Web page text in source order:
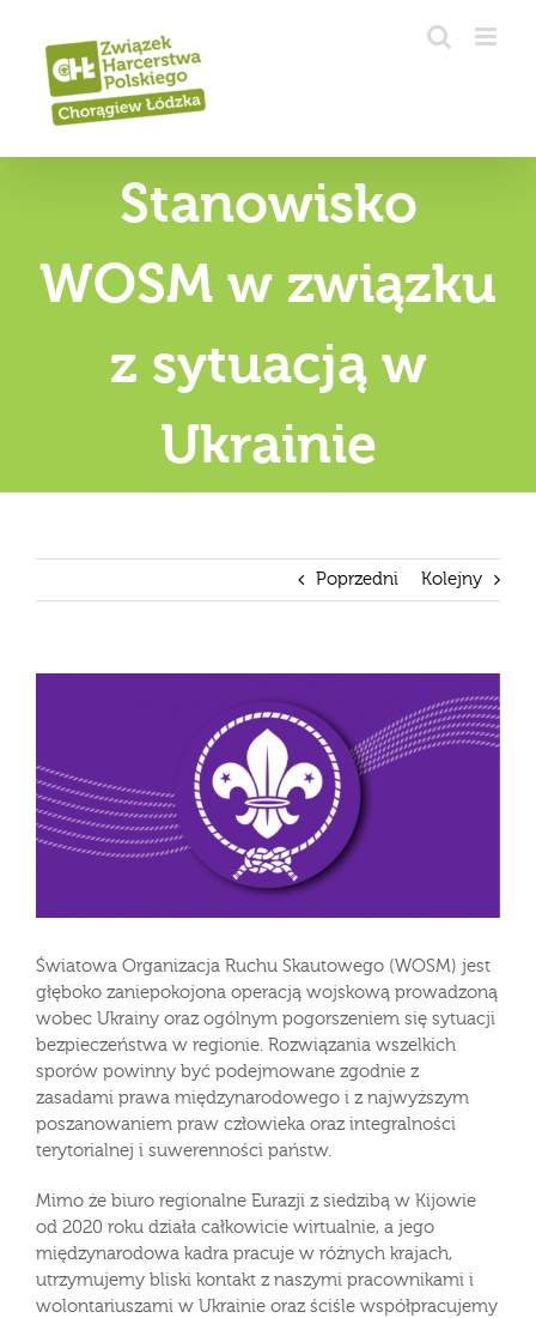
zawartości
Stanowisko
WOSM w związku
z sytuacją w
Ukrainie
Poprzedni Kolejny
Światowa Organizacja Ruchu Skautowego (WOSM) jest
głęboko zaniepokojona operacją wojskową prowadzoną
wobec Ukrainy oraz ogólnym pogorszeniem się sytuacji
bezpieczeństwa w regionie. Rozwiązania wszelkich
sporów powinny być podejmowane zgodnie z
zasadami prawa międzynarodowego i z najwyższym
poszanowaniem praw człowieka oraz integralności
terytorialnej i suwerenności państw.
Mimo że biuro regionalne Eurazji z siedzibą w Kijowie
od 2020 roku działa całkowicie wirtualnie, a jego
międzynarodowa kadra pracuje w różnych krajach,
utrzymujemy bliski kontakt z naszymi pracownikami i
wolontariuszami w Ukrainie oraz ściśle współpracujemy